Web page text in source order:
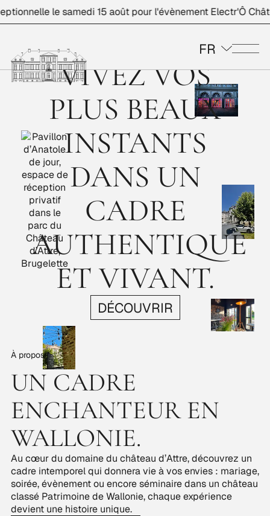
le samedi 15 août pour l'évènement Electr'Ô
FR
VIVEZ VOS
PLUS BEAUX
INSTANTS
DANS UN
CADRE
AUTHENTIQUE
ET VIVANT.
DÉCOUVRIR
À propos
UN CADRE
ENCHANTEUR EN
WALLONIE.
Au cœur du domaine du château d’Attre, découvrez un
cadre intemporel qui donnera vie à vos envies : mariage,
soirée, évènement ou encore séminaire dans un château
classé Patrimoine de Wallonie, chaque expérience
devient une histoire unique.